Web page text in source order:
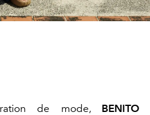
de mode, BENITO